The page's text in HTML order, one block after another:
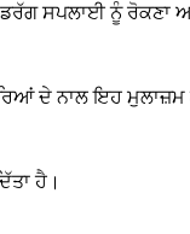
ਡਰੱਗ ਸਪਲਾਈ ਨੂੰ
ਦੇ ਨਾਲ ਇਹ
ਹੈ।